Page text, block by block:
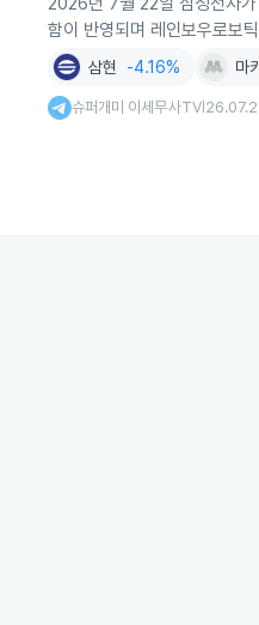
함이 반영되며 레인보우로보
삼현 -4.16% 마
슈퍼개미 이세무사TV|